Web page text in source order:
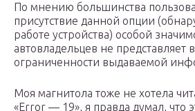
По мнению большинства
присутствие данной опции
работе устройства) особой
автовладельцев не представляет
ограниченности выдаваемой
Моя магнитола тоже не хотела
«Error — 19», я правда думал, что